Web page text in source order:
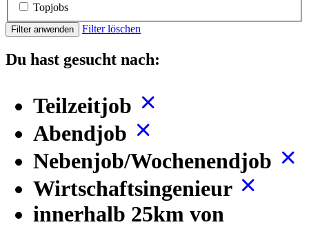
Topjobs
Filter anwenden Filter löschen
Du hast gesucht nach:
Teilzeitjob
Abendjob
Nebenjob/Wochenendjob
Wirtschaftsingenieur
innerhalb 25km von